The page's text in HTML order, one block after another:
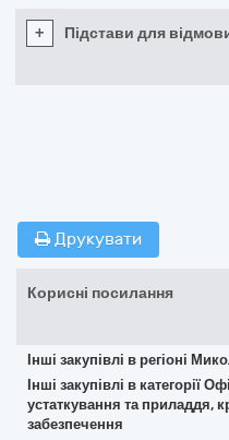
+ Підстави для
Друкувати
Корисні посилання
Інші закупівлі в регіоні
Інші закупівлі в категорії
устаткування та приладдя,
забезпечення